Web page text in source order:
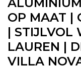
OP MAAT |
| STIJLVOL
LAUREN |
VILLA